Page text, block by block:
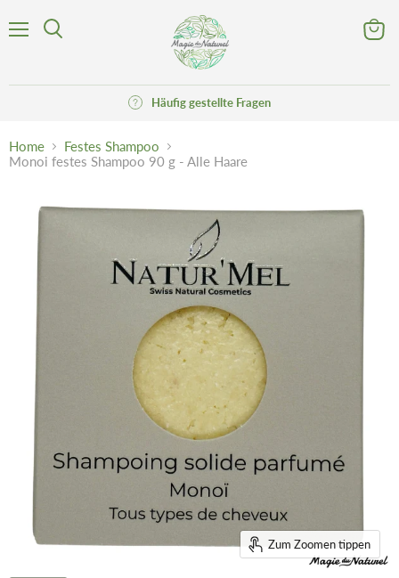
Häufig gestellte Fragen
Home
Festes Shampoo
Monoi festes Shampoo 90 g - Alle Haare
Zum Zoomen tippen